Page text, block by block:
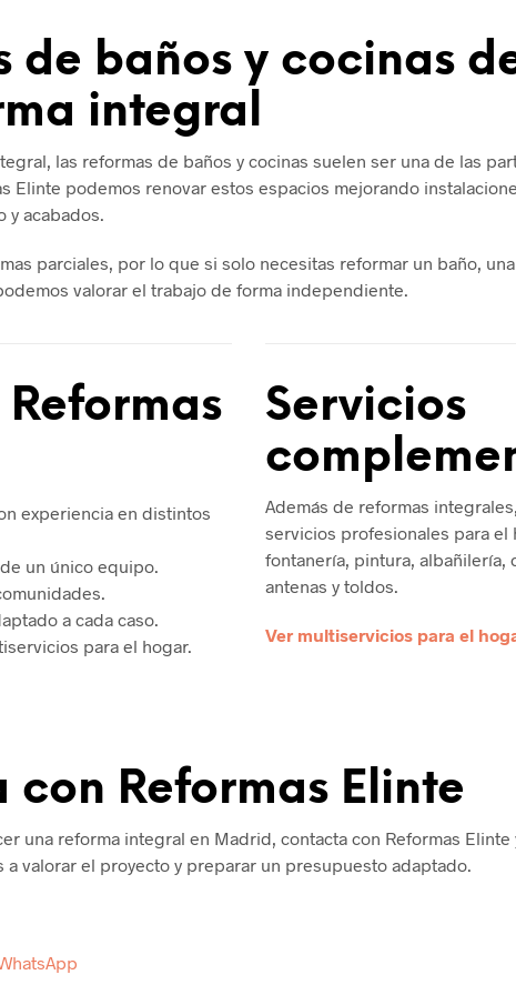
de baños y cocinas
integral
las reformas de baños y cocinas suelen ser una de las
Elinte podemos renovar estos espacios mejorando
y acabados.
parciales, por lo que si solo necesitas reformar un baño,
valorar el trabajo de forma independiente.
experiencia en distintos
un único equipo.
a cada caso.
para el hogar.
Servicios
Además de reformas
servicios profesionales para
fontanería, pintura, albañilería,
antenas y toldos.
Ver multiservicios para el
con Reformas Elinte
una reforma integral en Madrid, contacta con Reformas Elinte
a valorar el proyecto y preparar un presupuesto adaptado.